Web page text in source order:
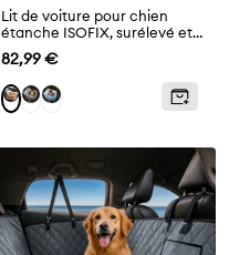
Lit de voiture pour chien
étanche ISOFIX, surélevé et
épaissi, avec système LATCH
Prix
de
vente
82,99 €
BrunGrisBleu